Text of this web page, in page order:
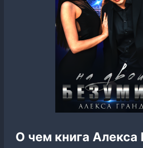
О чем книга Алекса